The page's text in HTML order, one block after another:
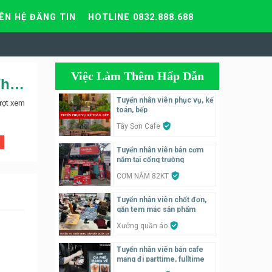
HỆ ĐĂNG TIN HOTLINE 0832.888.688
Tuyển nhân viên bán hàng quần áo cho thời trang AMI 104 Thái Hà
xem
Việc Làm Thêm Hấp Dẫn
Tuyển nhân viên phục vụ, kế
toán, bếp
Tây Sơn Cafe
Tuyển nhân viên bán cơm
nắm tại cổng trường
CƠM NẮM 82KT
Tuyển nhân viên chốt đơn,
gắn tem mác sản phẩm
Xưởng quần áo
Tuyển nhân viên bán cafe
mang đi parttime, fulltime